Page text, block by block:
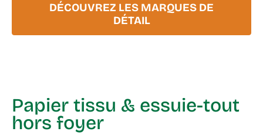
DÉCOUVREZ LES MARQUES DE
DÉTAIL
Papier tissu & essuie-tout
hors foyer